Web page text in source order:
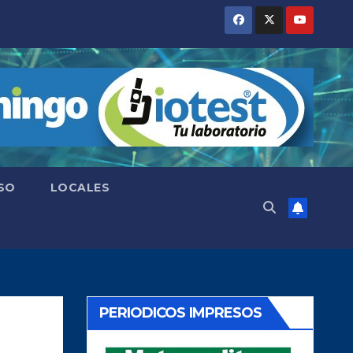
LOCALES
PERIODICOS IMPRESOS